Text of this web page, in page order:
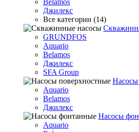
Belamos
Джилекс
Все категории (14)
GRUNDFOS
Aquario
Belamos
Джилекс
SFA Group
Насосы
Aquario
Belamos
Джилекс
Насосы
Aquario